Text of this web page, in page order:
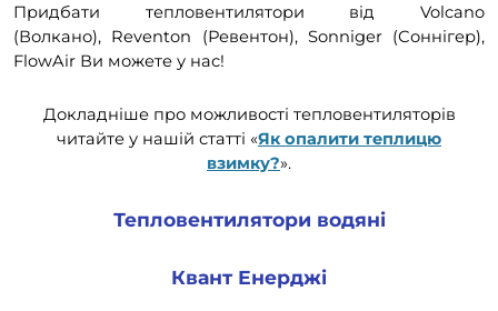
Придбати тепловентилятори від Volcano
(Волкано), Reventon (Ревентон), Sonniger (Соннігер),
FlowAir Ви можете у нас!
Докладніше про можливості тепловентиляторів
читайте у нашій статті «Як опалити теплицю
взимку?».
Тепловентилятори водяні
Квант Енерджі